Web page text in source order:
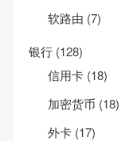
软路由 (7)
银行 (128)
信用卡 (18)
加密货币 (18)
外卡 (17)